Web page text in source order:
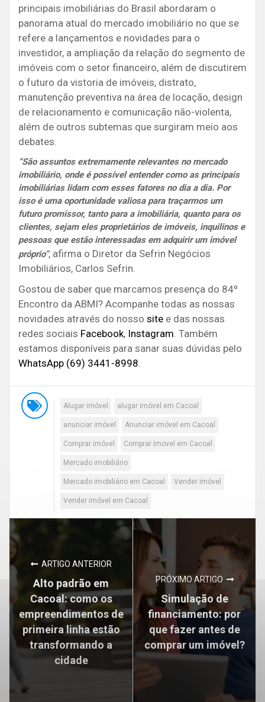
principais imobiliárias do Brasil abordaram o
panorama atual do mercado imobiliário no que se
refere a lançamentos e novidades para o
investidor, a ampliação da relação do segmento de
imóveis com o setor financeiro, além de discutirem
o futuro da vistoria de imóveis, distrato,
manutenção preventiva na área de locação, design
de relacionamento e comunicação não-violenta,
além de outros subtemas que surgiram meio aos
debates.
“São assuntos extremamente relevantes no mercado
imobiliário, onde é possível entender como as principais
imobiliárias lidam com esses fatores no dia a dia. Por
isso é uma oportunidade valiosa para traçarmos um
futuro promissor, tanto para a imobiliária, quanto para os
clientes, sejam eles proprietários de imóveis, inquilinos e
pessoas que estão interessadas em adquirir um imóvel
próprio”, afirma o Diretor da Sefrin Negócios
Imobiliários, Carlos Sefrin.
Gostou de saber que marcamos presença do 84º
Encontro da ABMI? Acompanhe todas as nossas
novidades através do nosso site e das nossas
redes sociais Facebook, Instagram . Também
estamos disponíveis para sanar suas dúvidas pelo
WhatsApp (69) 3441-8998
Alugar imóvel alugar imóvel em Cacoal
anunciar imóvel Anunciar imóvel em Cacoal
Comprar imóvel Comprar Imovel em Cacoal
Mercado imobiliário
Mercado imobiliário em Cacoal Vender imóvel
Vender imóvel em Cacoal
ARTIGO ANTERIOR
Alto padrão em
Cacoal: como os
empreendimentos de
primeira linha estão
transformando a
cidade
PRÓXIMO ARTIGO
Simulação de
financiamento: por
que fazer antes de
comprar um imóvel?